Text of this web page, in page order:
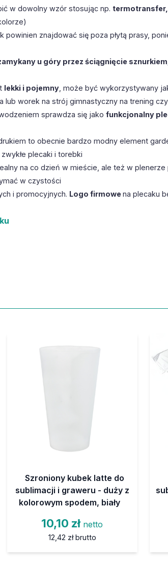
w dowolny wzór stosując np.
powinien znajdować się poza płytą prasy,
u góry przez ściągnięcie sznurkiem
lekki i pojemny, może być wykorzystywany
lub worek na strój gimnastyczny na trening
sprawdza się jako funkcjonalny
to obecnie bardzo modny element
plecaki i torebki
na co dzień w mieście, ale też w
w czystości
i promocyjnych. Logo firmowe na plecaku
Szroniony kubek latte do
sublimacji i graweru - duży z
kolorowym spodem, biały
10,10 zł netto
12,42 zł brutto